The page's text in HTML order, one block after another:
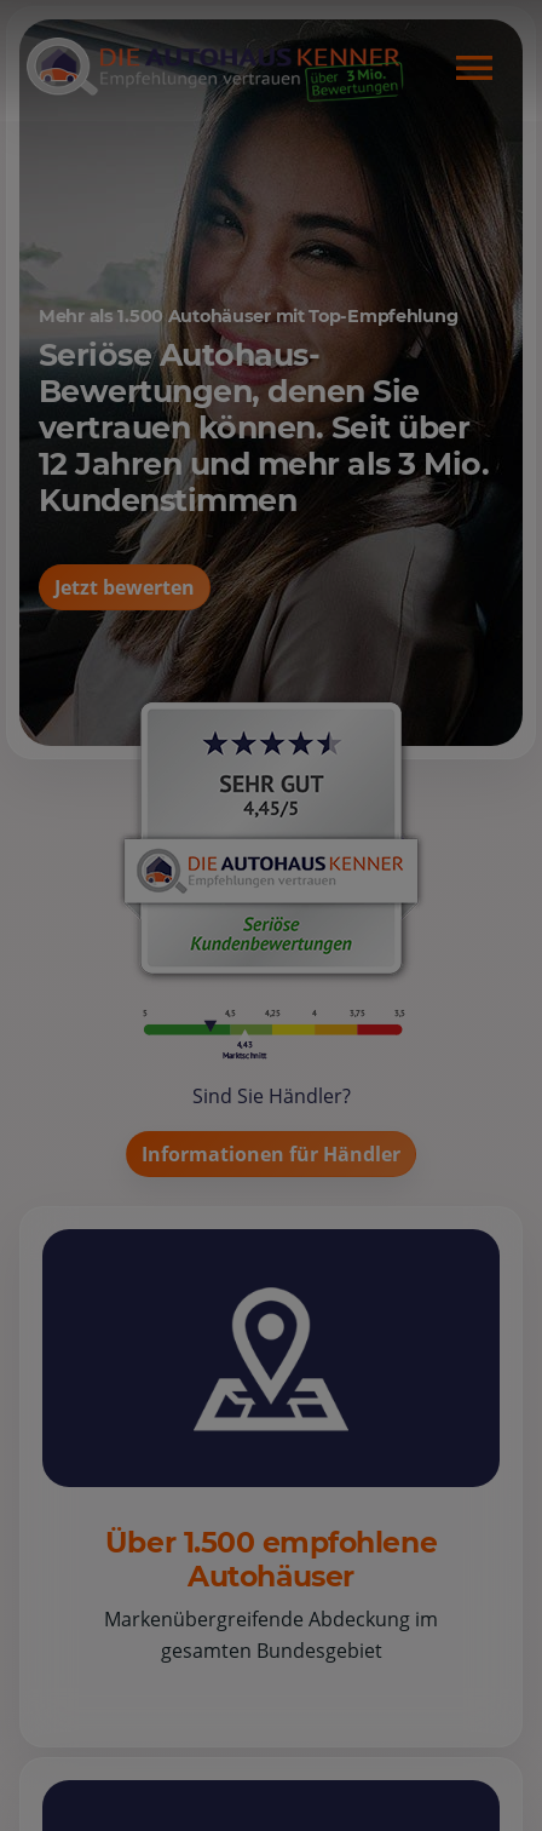
Mehr als 1.500 Autohäuser mit Top-Empfehlung
Seriöse Autohaus-
Bewertungen, denen Sie
vertrauen können. Seit über
12 Jahren und mehr als 3 Mio.
Kundenstimmen
Jetzt bewerten
Sind Sie Händler?
Informationen für Händler
Über 1.500 empfohlene
Autohäuser
Markenübergreifende Abdeckung im
gesamten Bundesgebiet